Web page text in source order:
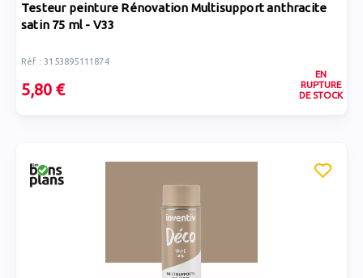
Testeur peinture Rénovation Multisupport anthracite
satin 75 ml - V33
Réf : 3153895111874
5,80 €
EN
RUPTURE
DE STOCK